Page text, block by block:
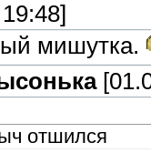
мишутка.
отшился